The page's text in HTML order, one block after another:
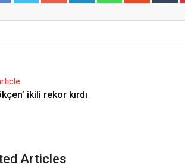
ikili rekor kırdı
Articles